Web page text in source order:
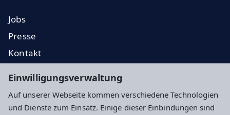
Einwilligungsverwaltung
Auf unserer Webseite kommen verschiedene Technologien
und Dienste zum Einsatz. Einige dieser Einbindungen sind
Jobs
Presse
Kontakt
Propstei